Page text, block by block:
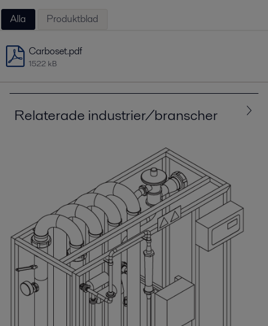
Alla Produktblad
Carboset.pdf
1522 kB
Relaterade industrier/branscher
Livsmedel, mejeri och drycker
Bearbetning av drycker